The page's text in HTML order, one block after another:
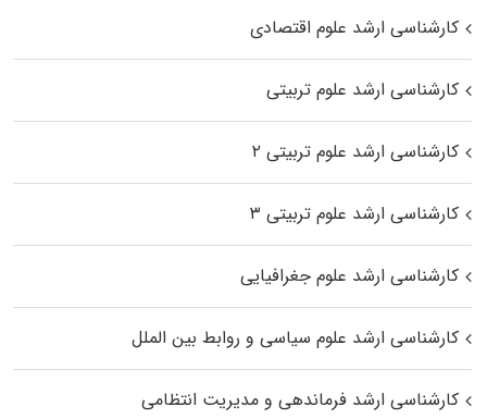
کارشناسی ارشد علوم اقتصادی
کارشناسی ارشد علوم تربیتی
کارشناسی ارشد علوم تربیتی ۲
کارشناسی ارشد علوم تربیتی ۳
کارشناسی ارشد علوم جغرافیایی
کارشناسی ارشد علوم سیاسی و روابط بین الملل
کارشناسی ارشد فرماندهی و مدیریت انتظامی